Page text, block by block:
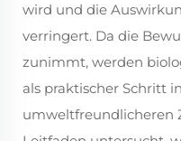
wird und die
verringert. Da die
zunimmt, werden
als praktischer Schritt
umweltfreundlicheren